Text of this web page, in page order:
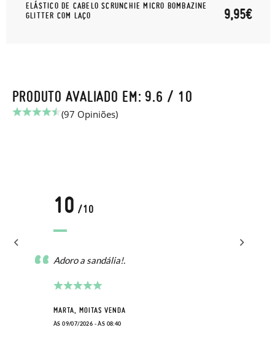
ELÁSTICO DE CABELO SCRUNCHIE MICRO BOMBAZINE
GLITTER COM LAÇO
9,95€
PRODUTO AVALIADO EM: 9.6 / 10
(97 Opiniões)
10 /10
Adoro a sandália!.
MARTA, MOITAS VENDA
ÀS 09/07/2026 - ÀS 08:40